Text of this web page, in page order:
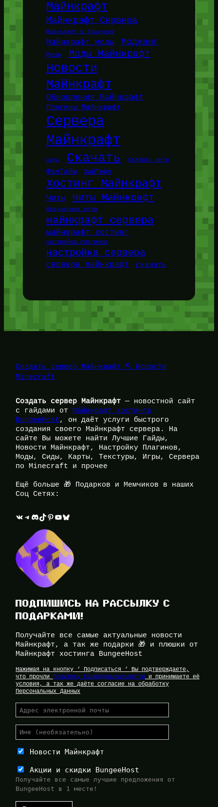
Майнкрафт
Майнкрафт Сервера
Майнкрафт в браузере
Майнкрафт моды Моджанг
Моды Моды Майнкрафт
Новости
Майнкрафт
Обновления Майнкрафт
Плагины Майнкрафт
Сервера
Майнкрафт
Сиды Скачать Скачать читы
ФанТайм ХайТейл
Хостинг Майнкрафт
Читы Читы Майнкрафт
браузерные игры
майнкрафт сервера
майнкрафт хостинг
настройка плагинов
настройка сервера
сервера майнкрафт скачать
Создать сервер Майнкрафт ⛏️ Новости
Minecraft
Создать сервер Майнкрафт — новостной сайт
с гайдами от Майнкрафт хостинга
BungeeHost, он даёт услуги быстрого
создания своего Майнкрафт сервера. На
сайте Вы можете найти Лучшие Гайды,
Новости Майнкрафт, Настройку Плагинов,
Моды, Сиды, Карты, Текстуры, Игры, Сервера
по Minecraft и прочее
Ещё больше 🎁 Подарков и Мемчиков в наших
Соц Сетях:
ВКонтакте Telegram Discord TikTok Pinterest YouTube Bluesky
ПОДПИШИСЬ НА РАССЫЛКУ С
ПОДАРКАМИ!
Получайте все самые актуальные новости
Майнкрафт, а так же подарки 🎁 и плюшки от
Майнкрафт хостинга BungeeHost
Нажимая на кнопку ‘ Подписаться ‘ Вы подтверждаете,
что прочли Политику Конфиденциальности и принимаете её
условия, а так же даёте согласие на обработку
Персональных Данных
Новости Майнкрафт
Акции и скидки BungeeHost
Получайте все самые лучшие предложения от
BungeeHost в 1 месте!